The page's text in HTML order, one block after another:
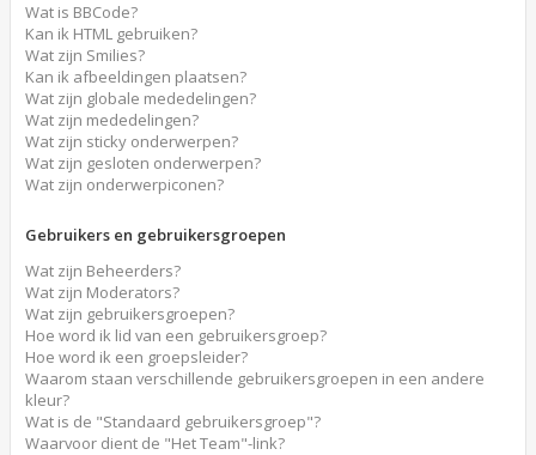
Wat is BBCode?
Kan ik HTML gebruiken?
Wat zijn Smilies?
Kan ik afbeeldingen plaatsen?
Wat zijn globale mededelingen?
Wat zijn mededelingen?
Wat zijn sticky onderwerpen?
Wat zijn gesloten onderwerpen?
Wat zijn onderwerpiconen?
Gebruikers en gebruikersgroepen
Wat zijn Beheerders?
Wat zijn Moderators?
Wat zijn gebruikersgroepen?
Hoe word ik lid van een gebruikersgroep?
Hoe word ik een groepsleider?
Waarom staan verschillende gebruikersgroepen in een andere
kleur?
Wat is de "Standaard gebruikersgroep"?
Waarvoor dient de "Het Team"-link?